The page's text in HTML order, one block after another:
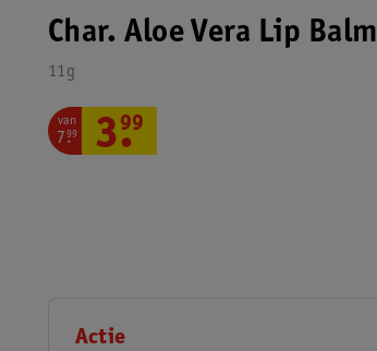
Char. Aloe Vera Lip Balm
11g
van
7.
99 3.
99
Actie